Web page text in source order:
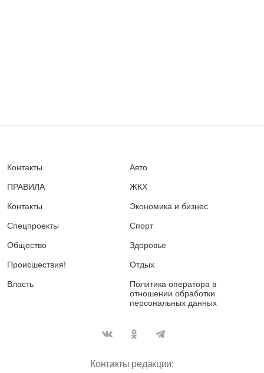
Контакты
ПРАВИЛА
Контакты
Спецпроекты
Общество
Происшествия!
Власть
Авто
ЖКХ
Экономика и бизнес
Спорт
Здоровье
Отдых
Политика оператора в
отношении обработки
персональных данных
Контакты редакции: